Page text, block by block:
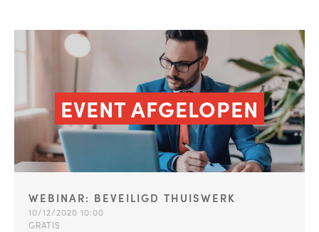
EVENT AFGELOPEN
WEBINAR: BEVEILIGD THUISWERK
10/12/2020 10:00
GRATIS